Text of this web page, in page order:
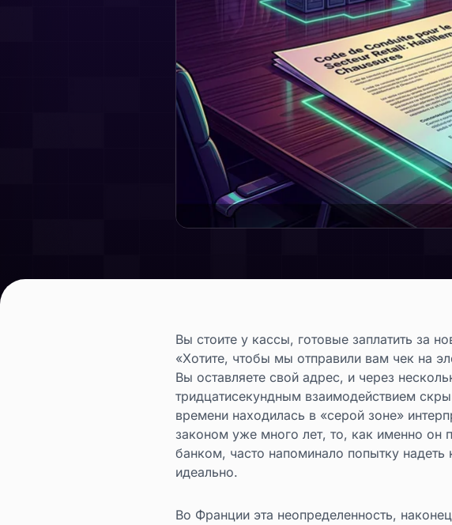
Вы стоите у кассы, готовые заплатить за
«Хотите, чтобы мы отправили вам чек на
Вы оставляете свой адрес, и через
тридцатисекундным взаимодействием
времени находилась в «серой зоне»
законом уже много лет, то, как именно он
банком, часто напоминало попытку
идеально.
Во Франции эта неопределенность,